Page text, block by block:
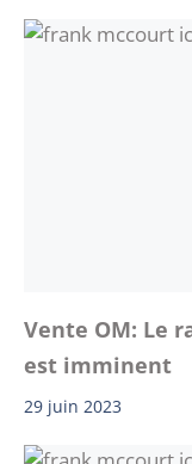
Vente OM: Le
est imminent
29 juin 2023